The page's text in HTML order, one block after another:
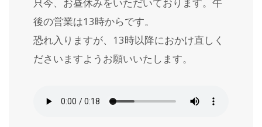
後の営業は13時からです。
恐れ入りますが、13時以降におかけ直しく
ださいますようお願いいたします。